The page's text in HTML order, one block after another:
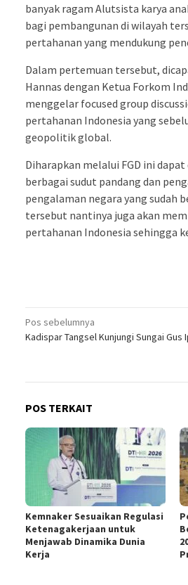
banyak ragam Alutsista karya
bagi pembangunan di wilayah
pertahanan yang mendukung
Dalam pertemuan tersebut,
Hannas dengan Ketua Forkom
menggelar focused group
pertahanan Indonesia yang
geopolitik global.
Diharapkan melalui FGD ini
berbagai sudut pandang dan
pengalaman negara yang sudah
tersebut nantinya juga akan
pertahanan Indonesia sehingga
Navigasi
pos
Pos sebelumnya
Kadispar Tangsel Kunjungi Sungai Gus
POS TERKAIT
Kemnaker Sesuaikan Regulasi
Ketenagakerjaan untuk
Menjawab Dinamika Dunia
Kerja